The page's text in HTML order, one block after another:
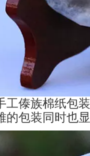
工傣族棉纸包
的包装同时也